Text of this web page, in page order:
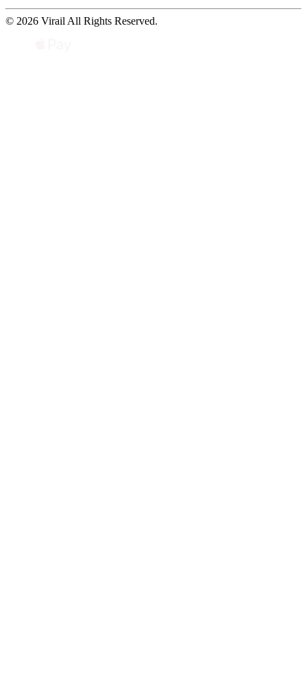
© 2026 Virail All Rights Reserved.